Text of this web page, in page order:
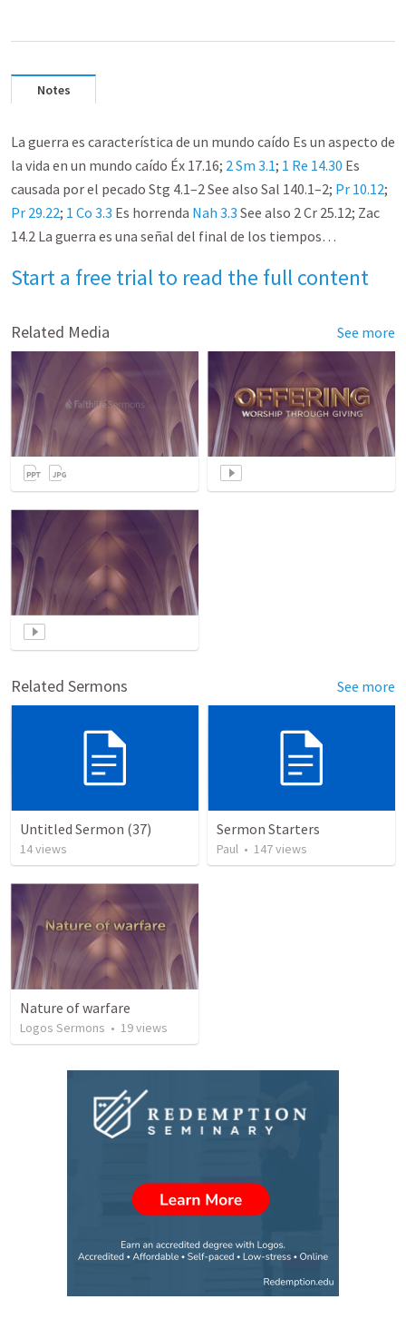
Notes
La guerra es característica de un mundo caído Es un aspecto de
la vida en un mundo caído Éx 17.16; 2 Sm 3.1; 1 Re 14.30 Es
causada por el pecado Stg 4.1–2 See also Sal 140.1–2; Pr 10.12;
Pr 29.22; 1 Co 3.3 Es horrenda Nah 3.3 See also 2 Cr 25.12; Zac
14.2 La guerra es una señal del final de los tiempos…
Start a free trial to read the full content
Related Media See more
Related Sermons See more
Untitled Sermon (37)
14views
Sermon Starters
Paul • 147views
Nature of warfare
Logos Sermons • 19views